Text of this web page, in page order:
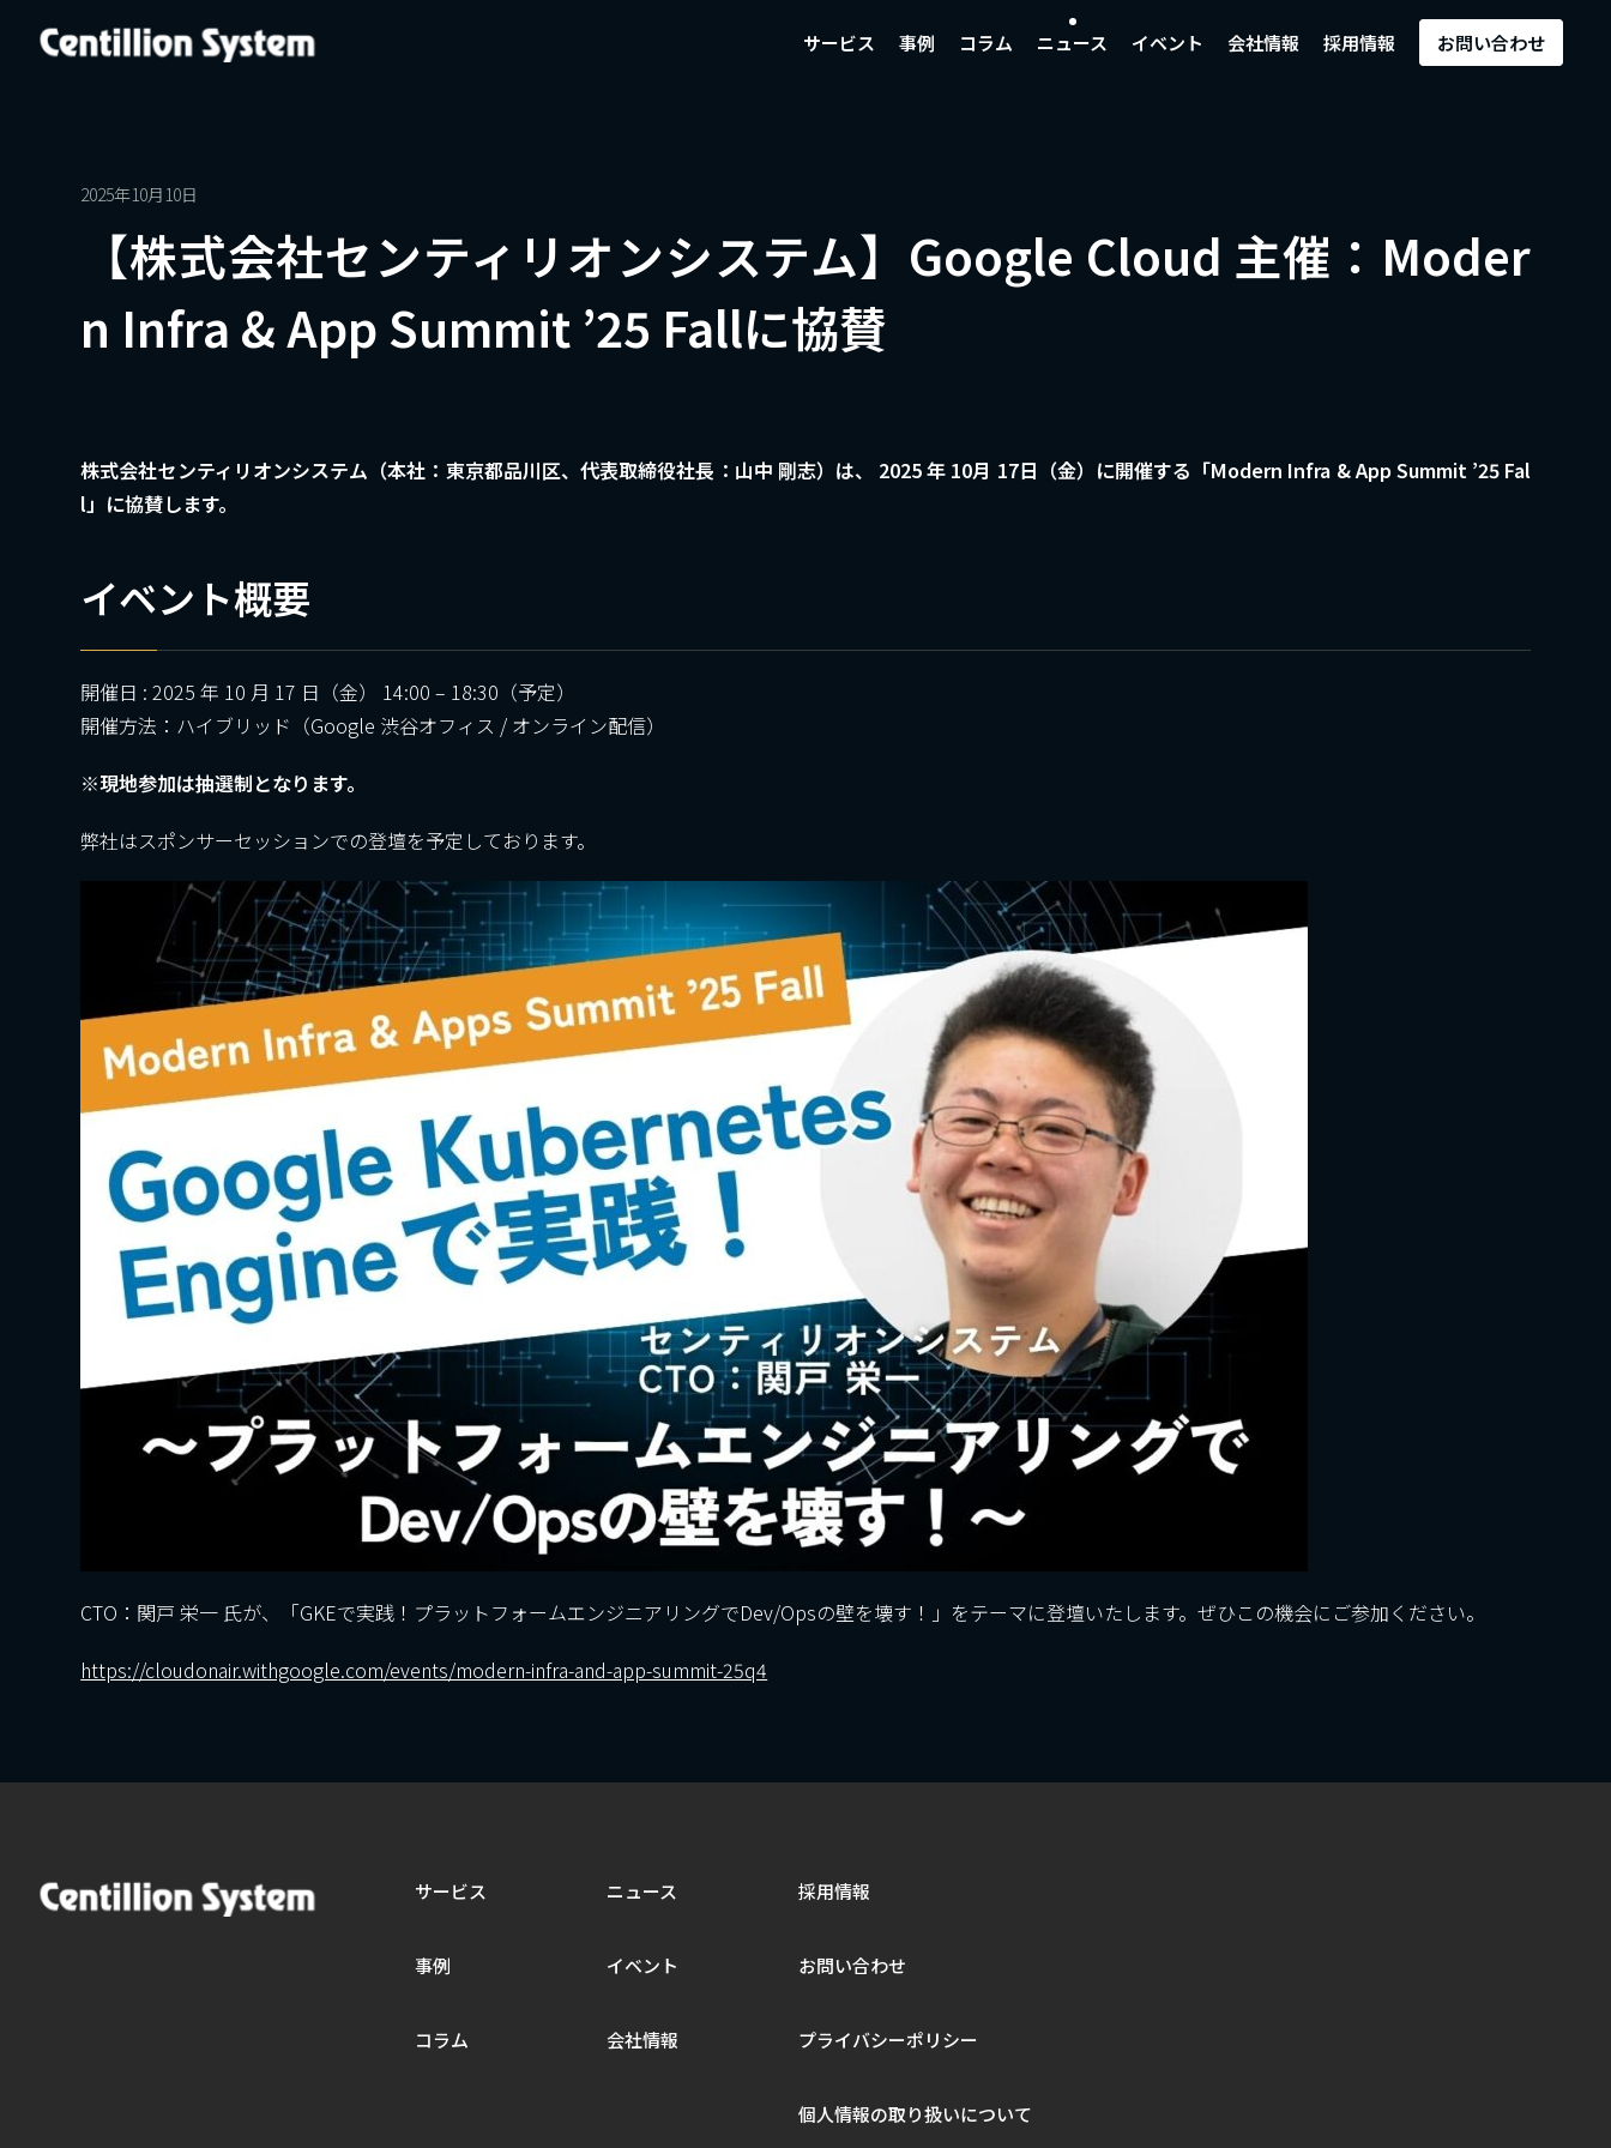
サービス 事例 コラム ニュース イベント 会社情報 採用情報 お問い合わせ
2025年10月10日
【株式会社センティリオンシステム】Google Cloud 主催：Moder
n Infra & App Summit ’25 Fallに協賛
株式会社センティリオンシステム（本社：東京都品川区、代表取締役社長：山中 剛志）は、 2025 年 10月 17日（金）に開催する「Modern Infra & App Summit ’25 Fal
l」に協賛します。
イベント概要
開催日 : 2025 年 10 月 17 日（金） 14:00 – 18:30（予定）
開催方法：ハイブリッド（Google 渋谷オフィス / オンライン配信）
※現地参加は抽選制となります。
弊社はスポンサーセッションでの登壇を予定しております。
CTO：関戸 栄一 氏が、「GKEで実践！プラットフォームエンジニアリングでDev/Opsの壁を壊す！」をテーマに登壇いたします。ぜひこの機会にご参加ください。
https://cloudonair.withgoogle.com/events/modern-infra-and-app-summit-25q4
サービス ニュース 採用情報
事例 イベント お問い合わせ
コラム 会社情報 プライバシーポリシー
個人情報の取り扱いについて